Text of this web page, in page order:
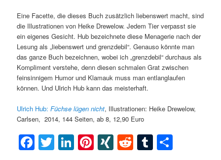
Eine Facette, die dieses Buch zusätzlich liebenswert macht, sind
die Illustrationen von Heike Drewelow. Jedem Tier verpasst sie
ein eigenes Gesicht. Hub bezeichnete diese Menagerie nach der
Lesung als „liebenswert und grenzdebil“. Genauso könnte man
das ganze Buch bezeichnen, wobei ich „grenzdebil“ durchaus als
Kompliment verstehe, denn diesen schmalen Grat zwischen
feinsinnigem Humor und Klamauk muss man entlanglaufen
können. Und Ulrich Hub kann das meisterhaft.
Ulrich Hub:Füchse lügen nicht, Illustrationen: Heike Drewelow,
Carlsen, 2014, 144 Seiten, ab 8, 12,90 Euro
Facebook
Twitter
LinkedIn
Pinterest
XINGRedditTumblr